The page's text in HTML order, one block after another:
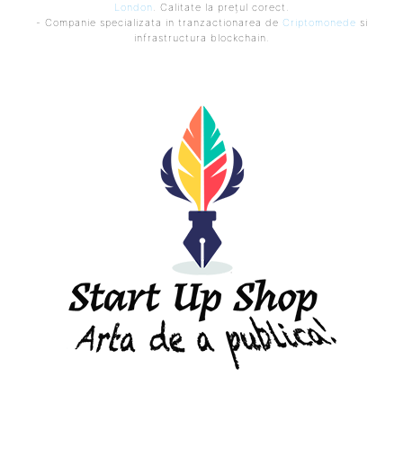
London. Calitate la prețul corect.
- Companie specializata in tranzactionarea de Criptomonede si
infrastructura blockchain.